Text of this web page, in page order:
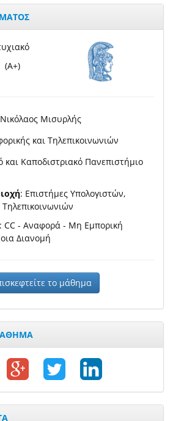
(A+)
Μισυρλής
και Τηλεπικοινωνιών
και Καποδιστριακό Πανεπιστήμιο
: Επιστήμες Υπολογιστών,
: CC - Αναφορά - Μη Εμπορική
Διανομή
το μάθημα